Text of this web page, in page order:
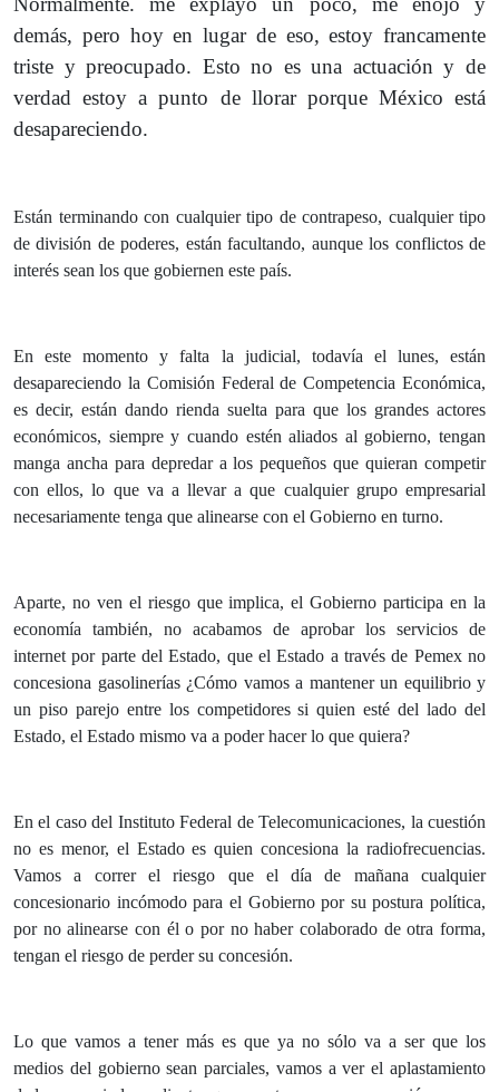
demás, pero hoy en lugar de eso, estoy francamente
triste y preocupado. Esto no es una actuación y de
verdad estoy a punto de llorar porque México está
desapareciendo.
Están terminando con cualquier tipo de contrapeso, cualquier tipo
de división de poderes, están facultando, aunque los conflictos de
interés sean los que gobiernen este país.
En este momento y falta la judicial, todavía el lunes, están
desapareciendo la Comisión Federal de Competencia Económica,
es decir, están dando rienda suelta para que los grandes actores
económicos, siempre y cuando estén aliados al gobierno, tengan
manga ancha para depredar a los pequeños que quieran competir
con ellos, lo que va a llevar a que cualquier grupo empresarial
necesariamente tenga que alinearse con el Gobierno en turno.
Aparte, no ven el riesgo que implica, el Gobierno participa en la
economía también, no acabamos de aprobar los servicios de
internet por parte del Estado, que el Estado a través de Pemex no
concesiona gasolinerías ¿Cómo vamos a mantener un equilibrio y
un piso parejo entre los competidores si quien esté del lado del
Estado, el Estado mismo va a poder hacer lo que quiera?
En el caso del Instituto Federal de Telecomunicaciones, la cuestión
no es menor, el Estado es quien concesiona la radiofrecuencias.
Vamos a correr el riesgo que el día de mañana cualquier
concesionario incómodo para el Gobierno por su postura política,
por no alinearse con él o por no haber colaborado de otra forma,
tengan el riesgo de perder su concesión.
Lo que vamos a tener más es que ya no sólo va a ser que los
medios del gobierno sean parciales, vamos a ver el aplastamiento